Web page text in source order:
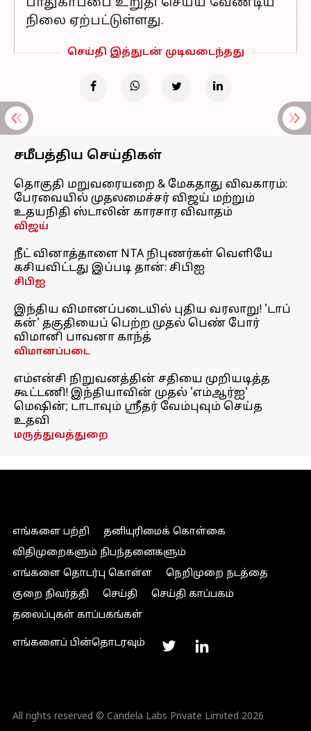
நிலை ஏற்பட்டுள்ளது.
செய்தி இத்துடன் முடிவடைந்தது
சமீபத்திய செய்திகள்
தொகுதி மறுவரையறை & மேகதாது விவகாரம்:
பேரவையில் முதலமைச்சர் விஜய் மற்றும்
உதயநிதி ஸ்டாலின் காரசார விவாதம்
விஜய்
நீட் வினாத்தாளை NTA நிபுணர்கள் வெளியே
கசியவிட்டது இப்படி தான்: சிபிஐ
சிபிஐ
இந்திய விமானப்படையில் புதிய வரலாறு! 'டாப்
கன்' தகுதியைப் பெற்ற முதல் பெண் போர்
விமானி பாவனா காந்த்
விமானப்படை
எம்என்சி நிறுவனத்தின் சதியை முறியடித்த
கூட்டணி! இந்தியாவின் முதல் 'எம்ஆர்ஐ'
மெஷின்; டாடாவும் ஸ்ரீதர் வேம்புவும் செய்த
உதவி
மருத்துவத்துறை
எங்களை பற்றி
தனியுரிமைக் கொள்கை
விதிமுறைகளும் நிபந்தனைகளும்
எங்களை தொடர்பு கொள்ள
நெறிமுறை நடத்தை
குறை நிவர்த்தி
செய்தி
செய்தி காப்பகம்
தலைப்புகள் காப்பகங்கள்
எங்களைப் பின்தொடரவும்
All rights reserved © Candela Labs Private Limited 2026